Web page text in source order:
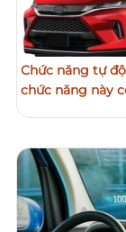
Chức năng tự
chức năng này